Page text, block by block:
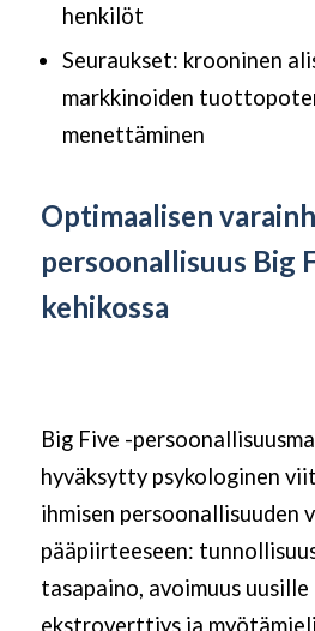
henkilöt
Seuraukset: krooninen
markkinoiden
menettäminen
Optimaalisen
persoonallisuus Big
kehikossa
Big Five -
hyväksytty psykologinen
ihmisen persoonallisuuden
pääpiirteeseen:
tasapaino, avoimuus
ekstroverttiys ja